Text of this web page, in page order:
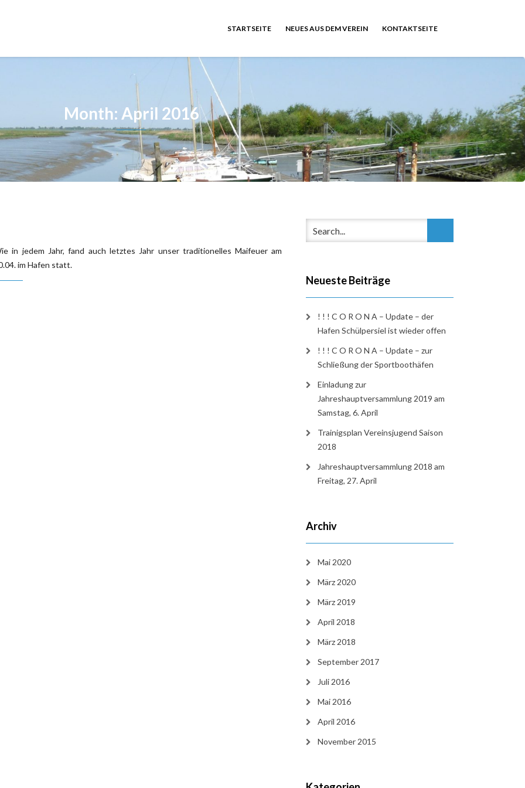
STARTSEITE NEUES AUS DEM VEREIN KONTAKTSEITE
Month: April 2016
in jedem Jahr, fand auch letztes Jahr unser traditionelles Maifeuer am
im Hafen statt.
Neueste Beiträge
! ! ! C O R O N A – Update – der
Hafen Schülpersiel ist wieder offen
! ! ! C O R O N A – Update – zur
Schließung der Sportboothäfen
Einladung zur
Jahreshauptversammlung 2019 am
Samstag, 6. April
Trainigsplan Vereinsjugend Saison
2018
Jahreshauptversammlung 2018 am
Freitag, 27. April
Archiv
Mai 2020
März 2020
März 2019
April 2018
März 2018
September 2017
Juli 2016
Mai 2016
April 2016
November 2015